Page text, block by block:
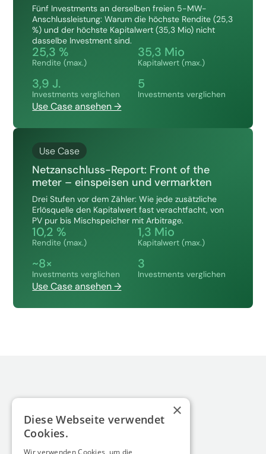
Fünf Investments an derselben freien 5-MW-
Anschlussleistung: Warum die höchste Rendite (25,3
%) und der höchste Kapitalwert (35,3 Mio) nicht
dasselbe Investment sind.
25,3 %
Rendite (max.)
35,3 Mio
Kapitalwert (max.)
3,9 J.
Investments verglichen
5
Investments verglichen
Use Case ansehen →
Use Case
Netzanschluss-Report: Front of the
meter – einspeisen und vermarkten
Drei Stufen vor dem Zähler: Wie jede zusätzliche
Erlösquelle den Kapitalwert fast verachtfacht, von
PV pur bis Mischspeicher mit Arbitrage.
10,2 %
Rendite (max.)
1,3 Mio
Kapitalwert (max.)
~8×
Investments verglichen
3
Investments verglichen
Use Case ansehen →
Über Uns
×
Diese Webseite verwendet
Cookies.
Wir verwenden Cookies, um die